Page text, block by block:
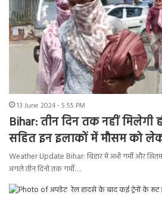
13 June 2024 - 5:55 PM
Bihar: तीन दिन तक नहीं मिलेगी
सहित इन इलाकों में मौसम को
Weather Update Bihar: बिहार में अभी गर्मी और
अगले तीन दिनों तक गर्मी…